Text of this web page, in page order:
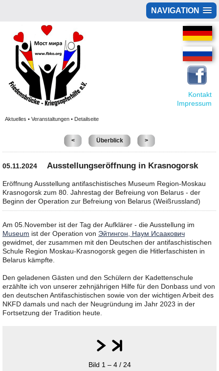
NAVIGATION
Kontakt
Impressum
Aktuelles • Veranstaltungen • Detailseite
< Überblick >
05.11.2024 Ausstellungseröffnung in Krasnogorsk
Eröffnung Ausstellung antifaschistisches Museum Region-Moskau
Krasnogorsk zum 80. Jahrestag der Befreiung von Belarus - der
Beginn der Operation zur Befreiung von Belarus (Weißrussland)
Am 05.November ist der Tag der Aufklärer - die Ausstellung im
Museum ist der Operation von Эйтингон, Наум Исаакович
gewidmet, der zusammen mit den Deutschen der antifaschistischen
Schule Region Moskau-Krasnogorsk gegen die Hitlerfaschisten in
Belarus kämpfte.
Den geladenen Gästen und den Schülern der Kadettenschule
erzählte ich von unserer zehnjährigen Hilfe für den Donbass und von
den deutschen Antifaschistischen sowie von der wichtigen Arbeit des
NKFD damals und nach der Neugründung im Jahr 2023 in der
Fortsetzung der Tradition heute.